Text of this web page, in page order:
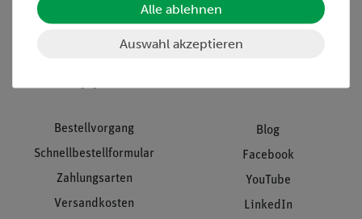
Download &
Bestellvorgang
Schnellbestellformular
Zahlungsarten
Versandkosten
Blog
Facebook
YouTube
LinkedIn
Alle ablehnen
Auswahl akzeptieren